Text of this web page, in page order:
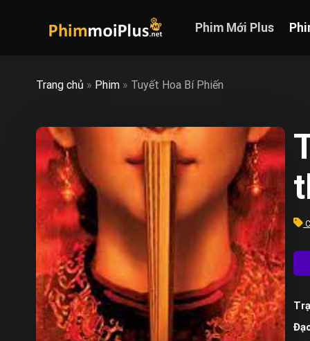
Phim Mới Plus
Trang chủ » Phim » Tuyết Hoa Bí Phiến